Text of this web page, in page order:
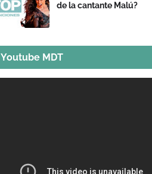
de la cantante Malú?
Youtube MDT